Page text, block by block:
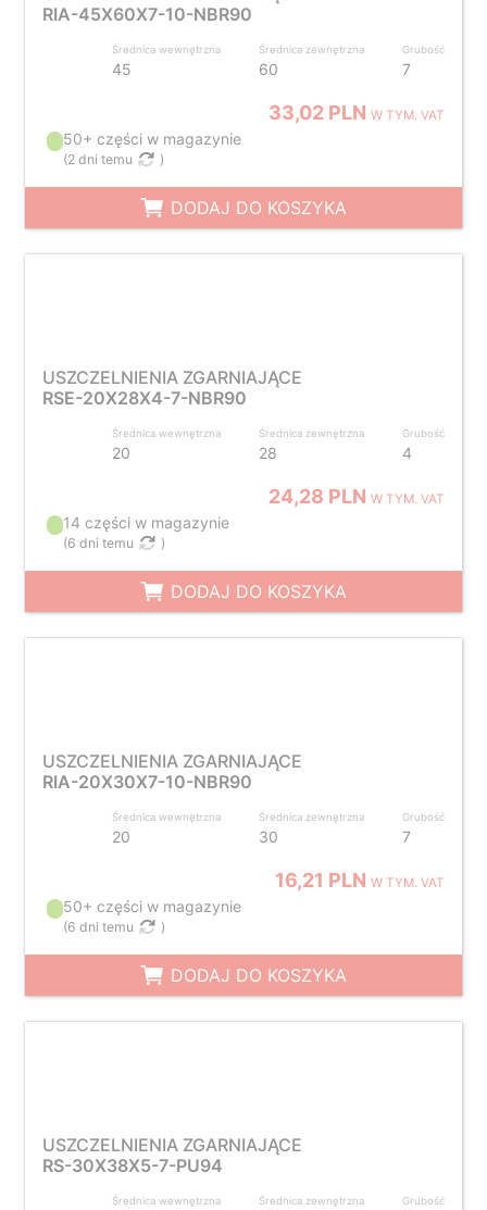
RIA-45X60X7-10-NBR90
Średnica wewnętrzna
45
Średnica zewnętrzna
60
Grubość
7
33,02 PLNW TYM. VAT
50+ części w magazynie
(2 dni temu )
DODAJ DO KOSZYKA
USZCZELNIENIA ZGARNIAJĄCE
RSE-20X28X4-7-NBR90
Średnica wewnętrzna
20
Średnica zewnętrzna
28
Grubość
4
24,28 PLNW TYM. VAT
14 części w magazynie
(6 dni temu )
DODAJ DO KOSZYKA
USZCZELNIENIA ZGARNIAJĄCE
RIA-20X30X7-10-NBR90
Średnica wewnętrzna
20
Średnica zewnętrzna
30
Grubość
7
16,21 PLNW TYM. VAT
50+ części w magazynie
(6 dni temu )
DODAJ DO KOSZYKA
USZCZELNIENIA ZGARNIAJĄCE
RS-30X38X5-7-PU94
Średnica wewnętrzna Średnica zewnętrzna Grubość